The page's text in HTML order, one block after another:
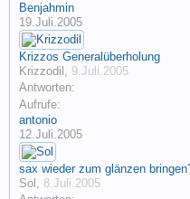
Benjahmin
19.Juli.2005
Krizzos Generalüberholung
Krizzodil , 9.Juli.2005
Antworten:
Aufrufe:
antonio
12.Juli.2005
sax wieder zum glänzen
Sol , 8.Juli.2005